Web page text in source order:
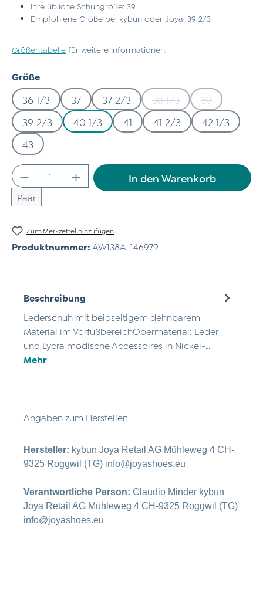
Ihre übliche Schuhgröße: 39
Empfohlene Größe bei kybun oder Joya: 39 2/3
Größentabelle für weitere Informationen.
Größeauswählen
36 1/3 37 37 2/3 38 1/3(Diese Option ist
39(Diese
39 2/3 40 1/3 41 41 2/3
42 1/3
43
Produkt Anzahl: Gib den gewünschten
Paar
In den Warenkorb
Zum Merkzettel hinzufügen
Produktnummer: AW138A-146979
Beschreibung
Lederschuh mit beidseitigem dehnbarem
Material im VorfußbereichObermaterial: Leder
und Lycra modische Accessoires in Nickel-…
Mehr
Angaben zum Hersteller:
Hersteller: kybun Joya Retail AG Mühleweg 4 CH-
9325 Roggwil (TG) info@joyashoes.eu
Verantwortliche Person: Claudio Minder kybun
Joya Retail AG Mühleweg 4 CH-9325 Roggwil (TG)
info@joyashoes.eu